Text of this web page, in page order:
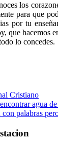
los
para que
por tu
que hacemos
lo concedes.
Cristiano
agua
palabras